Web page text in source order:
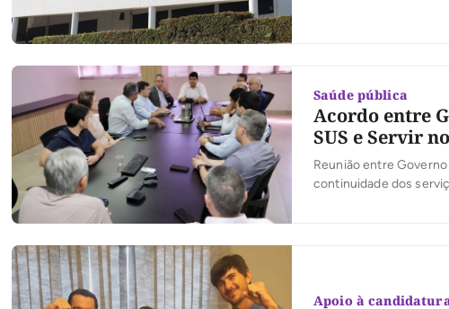
Saúde pública
Acordo entre
SUS e Servir
Reunião entre
continuidade dos
Apoio à